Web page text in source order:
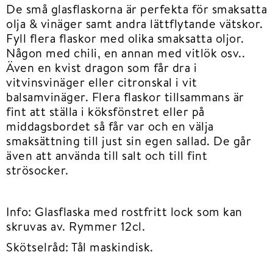
De små glasflaskorna är perfekta för smaksatta
olja & vinäger samt andra lättflytande vätskor.
Fyll flera flaskor med olika smaksatta oljor.
Någon med chili, en annan med vitlök osv..
Även en kvist dragon som får dra i
vitvinsvinäger eller citronskal i vit
balsamvinäger. Flera flaskor tillsammans är
fint att ställa i köksfönstret eller på
middagsbordet så får var och en välja
smaksättning till just sin egen sallad. De går
även att använda till salt och till fint
strösocker.
Info: Glasflaska med rostfritt lock som kan
skruvas av. Rymmer 12cl.
Skötselråd: Tål maskindisk.